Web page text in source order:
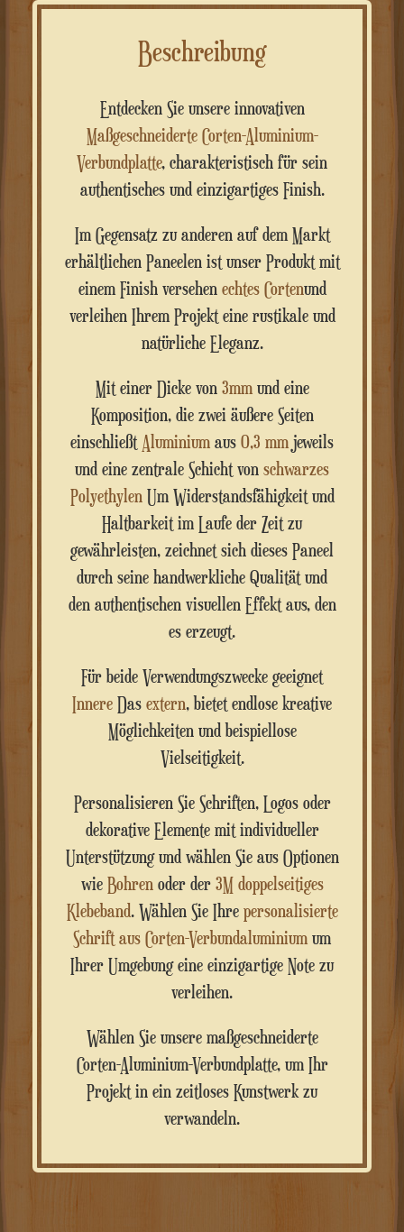
Beschreibung
Entdecken Sie unsere innovativen
Maßgeschneiderte Corten-Aluminium-
Verbundplatte, charakteristisch für sein
authentisches und einzigartiges Finish.
Im Gegensatz zu anderen auf dem Markt
erhältlichen Paneelen ist unser Produkt mit
einem Finish versehen echtes Cortenund
verleihen Ihrem Projekt eine rustikale und
natürliche Eleganz.
Mit einer Dicke von 3mmund eine
Komposition, die zwei äußere Seiten
einschließt Aluminium aus 0,3 mm jeweils
und eine zentrale Schicht von schwarzes
PolyethylenUm Widerstandsfähigkeit und
Haltbarkeit im Laufe der Zeit zu
gewährleisten, zeichnet sich dieses Paneel
durch seine handwerkliche Qualität und
den authentischen visuellen Effekt aus, den
es erzeugt.
Für beide Verwendungszwecke geeignet
Innere Das extern, bietet endlose kreative
Möglichkeiten und beispiellose
Vielseitigkeit.
Personalisieren Sie Schriften, Logos oder
dekorative Elemente mit individueller
Unterstützung und wählen Sie aus Optionen
wie Bohrenoder der 3M doppelseitiges
Klebeband. Wählen Sie Ihre personalisierte
Schrift aus Corten-Verbundaluminium um
Ihrer Umgebung eine einzigartige Note zu
verleihen.
Wählen Sie unsere maßgeschneiderte
Corten-Aluminium-Verbundplatte, um Ihr
Projekt in ein zeitloses Kunstwerk zu
verwandeln.